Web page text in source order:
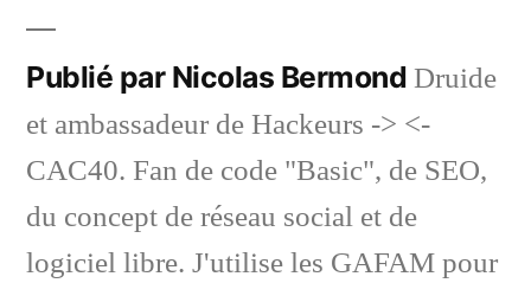
Publié par Nicolas Bermond Druide
et ambassadeur de Hackeurs -> <-
CAC40. Fan de code "Basic", de SEO,
du concept de réseau social et de
logiciel libre. J'utilise les GAFAM pour